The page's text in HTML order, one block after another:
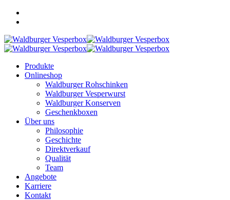
Produkte
Onlineshop
Waldburger Rohschinken
Waldburger Vesperwurst
Waldburger Konserven
Geschenkboxen
Über uns
Philosophie
Geschichte
Direktverkauf
Qualität
Team
Angebote
Karriere
Kontakt